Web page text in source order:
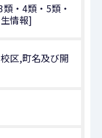
・4類・5類・
情報]
区,町名及び開